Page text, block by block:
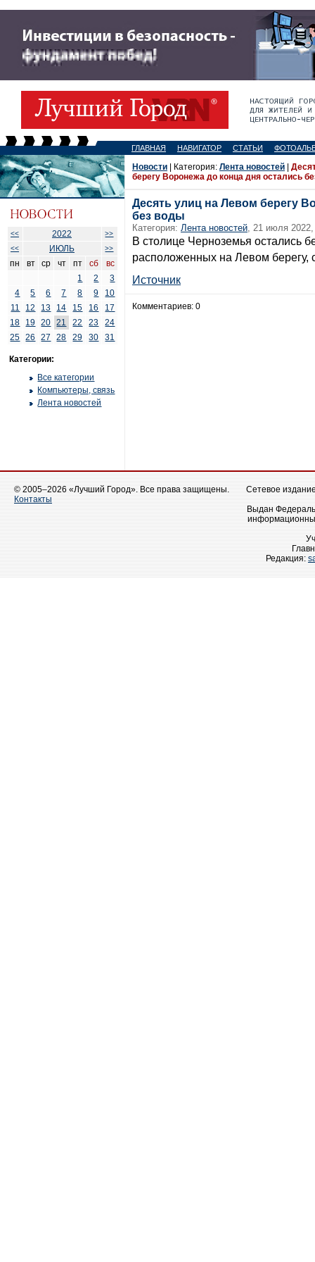
ГЛАВНАЯ НАВИГАТОР СТАТЬИ
<< 2022
>>
<<
ИЮЛЬ >>
пн вт ср чт пт сб
вс
1
2
3
4
5 6 7 8 9
10
11
12 13 14 15 16
17
18
19 20 21 22 23
24
25
26 27 28 29 30 31
Категории:
Все категории
Компьютеры, связь
Лента новостей
Новости | Категория: Лента новостей
берегу Воронежа до конца дня остались
Десять улиц на Левом берегу
без воды
Категория: Лента новостей, 21 июля
В столице Черноземья остались
расположенных на Левом берегу,
Источник
Комментариев: 0
© 2005–2026 «Лучший Город». Все права защищены.
Контакты
Сетевое
Выдан
Редакция: